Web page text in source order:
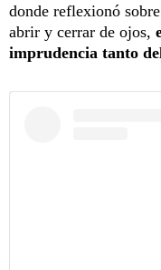
donde reflexionó
abrir y cerrar de ojos,
imprudencia tanto